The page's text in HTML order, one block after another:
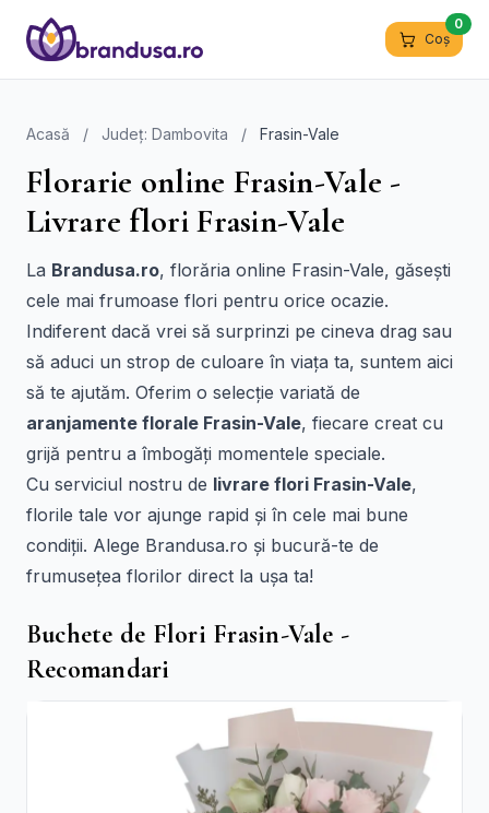
Coș
0
Acasă / Județ: Dambovita / Frasin-Vale
Florarie online Frasin-Vale -
Livrare flori Frasin-Vale
La Brandusa.ro, florăria online Frasin-Vale, găsești
cele mai frumoase flori pentru orice ocazie.
Indiferent dacă vrei să surprinzi pe cineva drag sau
să aduci un strop de culoare în viața ta, suntem aici
să te ajutăm. Oferim o selecție variată de
aranjamente florale Frasin-Vale, fiecare creat cu
grijă pentru a îmbogăți momentele speciale.
Cu serviciul nostru de livrare flori Frasin-Vale,
florile tale vor ajunge rapid și în cele mai bune
condiții. Alege Brandusa.ro și bucură-te de
frumusețea florilor direct la ușa ta!
Buchete de Flori Frasin-Vale -
Recomandari